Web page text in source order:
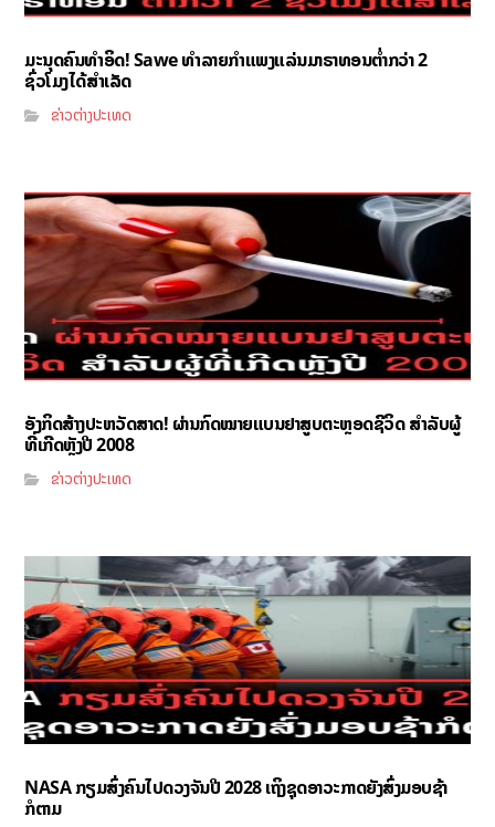
ມະນຸດຄົນທຳອິດ! Sawe ທຳລາຍກຳແພງແລ່ນມາຣາທອນຕ່ຳກວ່າ 2
ຊົ່ວໂມງໄດ້ສຳເລັດ
ຂ່າວຕ່າງປະເທດ
ອັງກິດສ້າງປະຫວັດສາດ! ຜ່ານກົດໝາຍແບນຢາສູບຕະຫຼອດຊີວິດ ສຳລັບຜູ້
ທີ່ເກີດຫຼັງປີ 2008
ຂ່າວຕ່າງປະເທດ
NASA ກຽມສົ່ງຄົນໄປດວງຈັນປີ 2028 ເຖິງຊຸດອາວະກາດຍັງສົ່ງມອບຊ້າ
ກໍຕາມ